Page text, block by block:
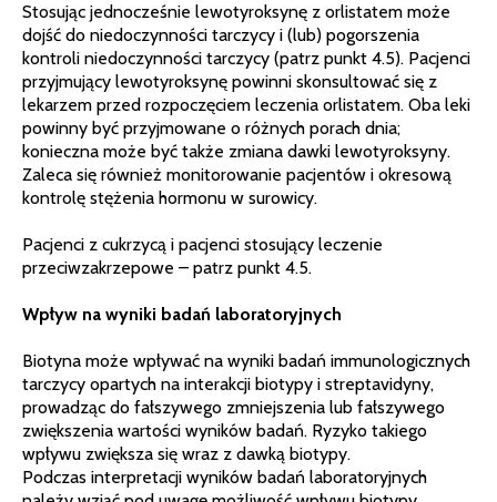
Stosując jednocześnie lewotyroksynę z orlistatem może
dojść do niedoczynności tarczycy i (lub) pogorszenia
kontroli niedoczynności tarczycy (patrz punkt 4.5). Pacjenci
przyjmujący lewotyroksynę powinni skonsultować się z
lekarzem przed rozpoczęciem leczenia orlistatem. Oba leki
powinny być przyjmowane o różnych porach dnia;
konieczna może być także zmiana dawki lewotyroksyny.
Zaleca się również monitorowanie pacjentów i okresową
kontrolę stężenia hormonu w surowicy.
Pacjenci z cukrzycą i pacjenci stosujący leczenie
przeciwzakrzepowe – patrz punkt 4.5.
Wpływ na wyniki badań laboratoryjnych
Biotyna może wpływać na wyniki badań immunologicznych
tarczycy opartych na interakcji biotypy i streptavidyny,
prowadząc do fałszywego zmniejszenia lub fałszywego
zwiększenia wartości wyników badań. Ryzyko takiego
wpływu zwiększa się wraz z dawką biotypy.
Podczas interpretacji wyników badań laboratoryjnych